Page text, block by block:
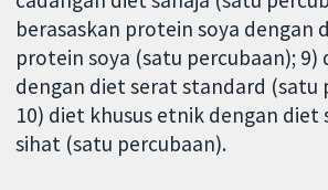
berasaskan protein soya dengan
protein soya (satu percubaan);
dengan diet serat standard (satu
10) diet khusus etnik dengan diet
sihat (satu percubaan).